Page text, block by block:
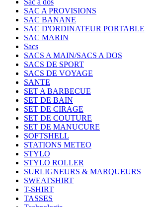
Sac à dos
SAC A PROVISIONS
SAC BANANE
SAC D'ORDINATEUR PORTABLE
SAC MARIN
Sacs
SACS A MAIN/SACS A DOS
SACS DE SPORT
SACS DE VOYAGE
SANTE
SET A BARBECUE
SET DE BAIN
SET DE CIRAGE
SET DE COUTURE
SET DE MANUCURE
SOFTSHELL
STATIONS METEO
STYLO
STYLO ROLLER
SURLIGNEURS & MARQUEURS
SWEATSHIRT
T-SHIRT
TASSES